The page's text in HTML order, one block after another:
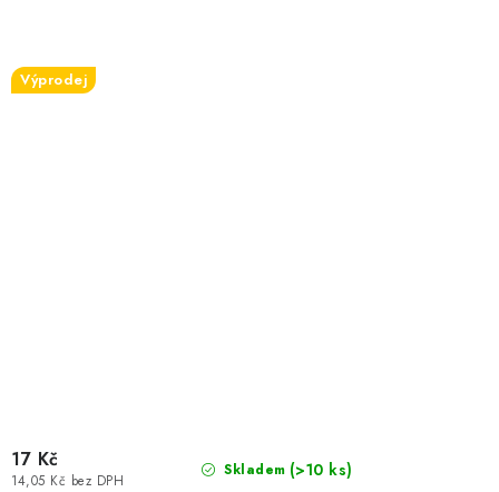
Výprodej
Skladem (>10 ks)
14,05 Kč bez DPH
17 Kč